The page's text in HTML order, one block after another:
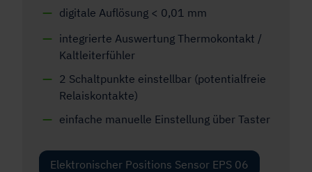
digitale Auflösung < 0,01 mm
integrierte Auswertung Thermokontakt /
Kaltleiterfühler
2 Schaltpunkte einstellbar (potentialfreie
Relaiskontakte)
einfache manuelle Einstellung über Taster
Elektronischer Positions Sensor EPS 06